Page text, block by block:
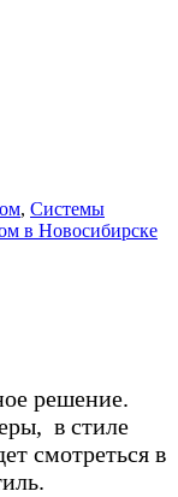
, Системы
в Новосибирске
решение.
в стиле
смотреться в